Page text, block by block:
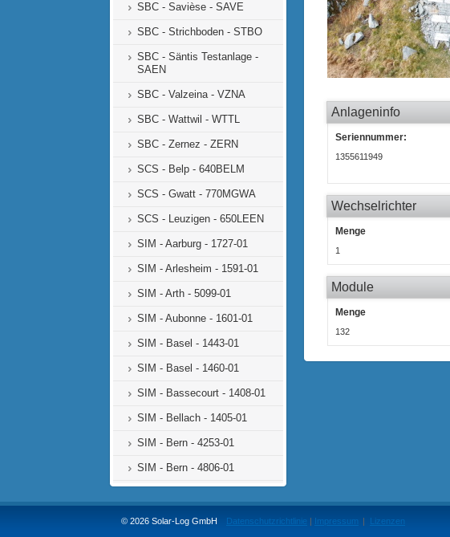
SBC - Savièse - SAVE
SBC - Strichboden - STBO
SBC - Säntis Testanlage -
SAEN
SBC - Valzeina - VZNA
SBC - Wattwil - WTTL
SBC - Zernez - ZERN
SCS - Belp - 640BELM
SCS - Gwatt - 770MGWA
SCS - Leuzigen - 650LEEN
SIM - Aarburg - 1727-01
SIM - Arlesheim - 1591-01
SIM - Arth - 5099-01
SIM - Aubonne - 1601-01
SIM - Basel - 1443-01
SIM - Basel - 1460-01
SIM - Bassecourt - 1408-01
SIM - Bellach - 1405-01
SIM - Bern - 4253-01
SIM - Bern - 4806-01
SIM - Biberist - 1407-01
Anlageninfo
Seriennummer:
1355611949
Wechselrichter
Menge
1
Module
Menge
132
© 2026 Solar-Log GmbH Datenschutzrichtlinie | Impressum | Lizenzen